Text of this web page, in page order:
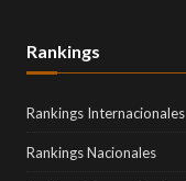
Rankings
Rankings Internacionales
Rankings Nacionales